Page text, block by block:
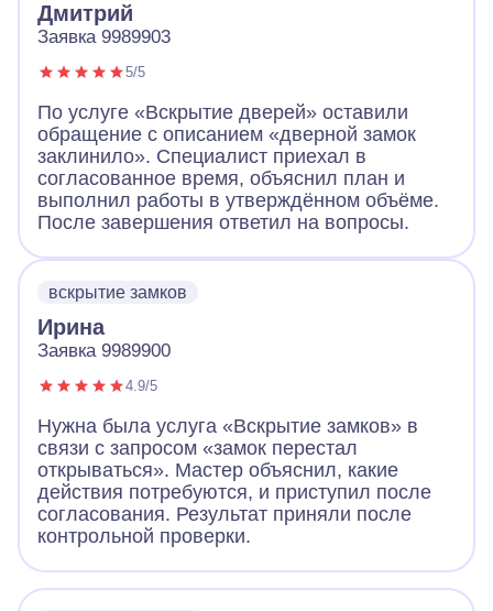
Дмитрий
Заявка 9989903
5/5
По услуге «Вскрытие дверей» оставили
обращение с описанием «дверной замок
заклинило». Специалист приехал в
согласованное время, объяснил план и
выполнил работы в утверждённом объёме.
После завершения ответил на вопросы.
вскрытие замков
Ирина
Заявка 9989900
4.9/5
Нужна была услуга «Вскрытие замков» в
связи с запросом «замок перестал
открываться». Мастер объяснил, какие
действия потребуются, и приступил после
согласования. Результат приняли после
контрольной проверки.